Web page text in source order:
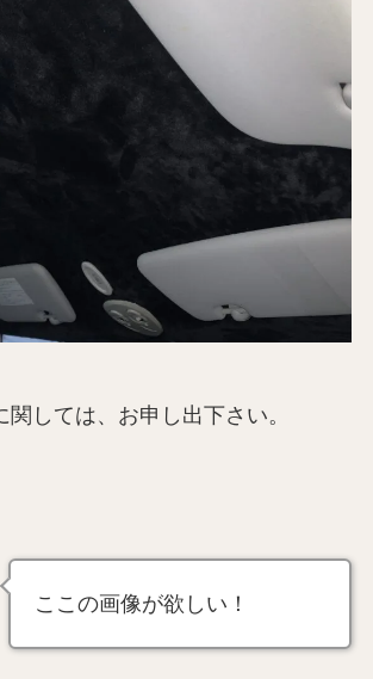
しては、お申し出下さい。
ここの画像が欲しい！